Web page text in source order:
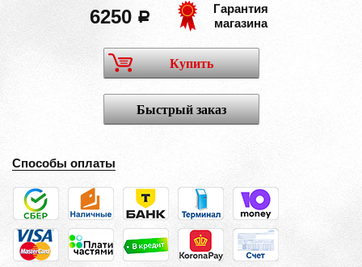
6250 a
Гарантия
магазина
Купить
Быстрый заказ
Способы оплаты